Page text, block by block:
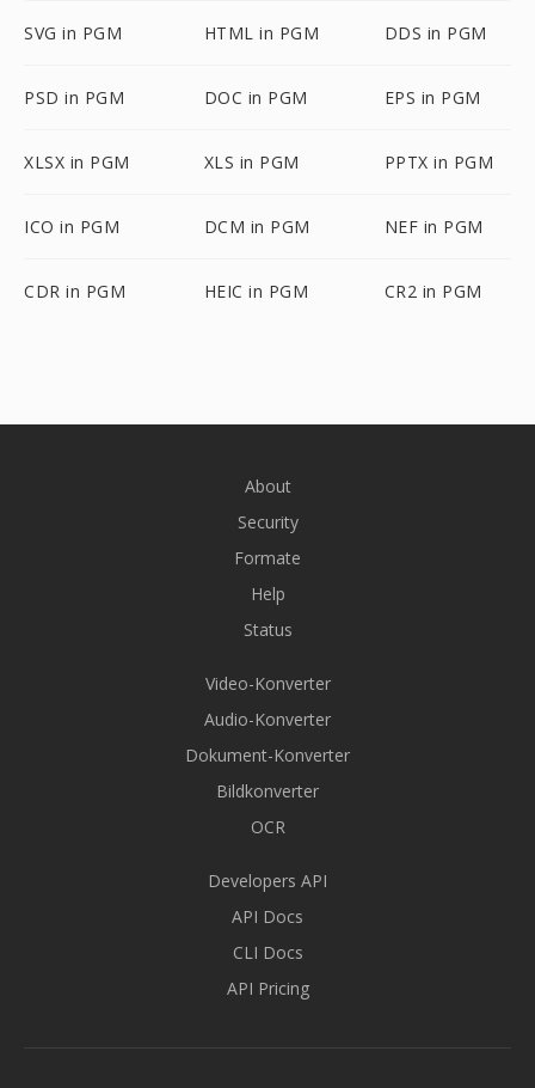
SVG in PGM HTML in PGM DDS in PGM
PSD in PGM DOC in PGM EPS in PGM
XLSX in PGM XLS in PGM PPTX in PGM
ICO in PGM DCM in PGM NEF in PGM
CDR in PGM HEIC in PGM CR2 in PGM
About
Security
Formate
Help
Status
Video-Konverter
Audio-Konverter
Dokument-Konverter
Bildkonverter
OCR
Developers API
API Docs
CLI Docs
API Pricing